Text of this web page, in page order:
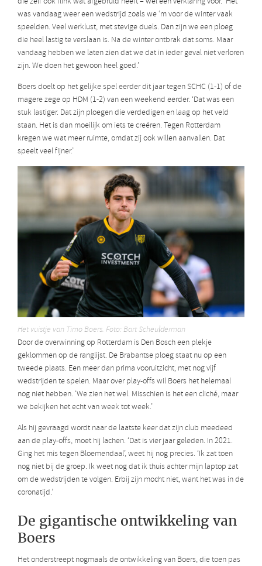
was vandaag weer een wedstrijd zoals we ‘m voor de winter vaak
speelden. Veel werklust, met stevige duels. Dan zijn we een ploeg
die heel lastig te verslaan is. Na de winter ontbrak dat soms. Maar
vandaag hebben we laten zien dat we dat in ieder geval niet verloren
zijn. We doen het gewoon heel goed.’
Boers doelt op het gelijke spel eerder dit jaar tegen SCHC (1-1) of de
magere zege op HDM (1-2) van een weekend eerder. ‘Dat was een
stuk lastiger. Dat zijn ploegen die verdedigen en laag op het veld
staan. Het is dan moeilijk om iets te creëren. Tegen Rotterdam
kregen we wat meer ruimte, omdat zij ook willen aanvallen. Dat
speelt veel fijner.’
Het vuistje van Timo Boers. Foto: Bart Scheulderman
Door de overwinning op Rotterdam is Den Bosch een plekje
geklommen op de ranglijst. De Brabantse ploeg staat nu op een
tweede plaats. Een meer dan prima vooruitzicht, met nog vijf
wedstrijden te spelen. Maar over play-offs wil Boers het helemaal
nog niet hebben. ‘We zien het wel. Misschien is het een cliché, maar
we bekijken het echt van week tot week.’
Als hij gevraagd wordt naar de laatste keer dat zijn club meedeed
aan de play-offs, moet hij lachen. ‘Dat is vier jaar geleden. In 2021.
Ging het mis tegen Bloemendaal’, weet hij nog precies. ‘Ik zat toen
nog niet bij de groep. Ik weet nog dat ik thuis achter mijn laptop zat
om de wedstrijden te volgen. Erbij zijn mocht niet, want het was in de
coronatijd.’
De gigantische ontwikkeling van
Boers
Het onderstreept nogmaals de ontwikkeling van Boers, die toen pas